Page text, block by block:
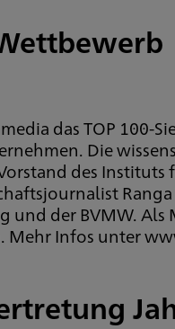
das TOP
Die
des
und der BVMW.
Mehr Infos unter